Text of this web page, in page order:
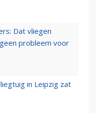
Dat vliegen
probleem voor
in Leipzig zat